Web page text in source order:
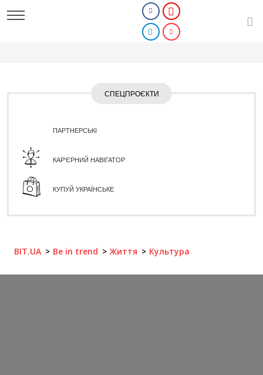
СПЕЦПРОЄКТИ
ПАРТНЕРСЬКІ
КАР'ЄРНИЙ НАВІГАТОР
КУПУЙ УКРАЇНСЬКЕ
BIT.UA Be in trend Життя Культура